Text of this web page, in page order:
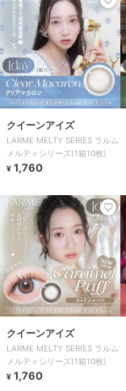
クイーンアイズ
LARME MELTY SERIES ラルム
メルティシリーズ(1箱10枚)
¥ 1,760
クイーンアイズ
LARME MELTY SERIES ラルム
メルティシリーズ(1箱10枚)
¥ 1,760